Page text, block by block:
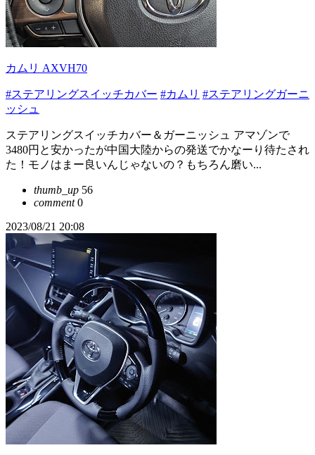
カムリ AXVH70
#ステアリングスイッチカバー #カムリ #ステアリングガーニ
ッシュ
ステアリングスイッチカバー＆ガーニッシュ アマゾンで
3480円と安かったが中国大陸からの発送でかなーり待たされ
た！モノはまー良いんじゃないの？もちろん磨い...
thumb_up 56
comment0
2023/08/21 20:08